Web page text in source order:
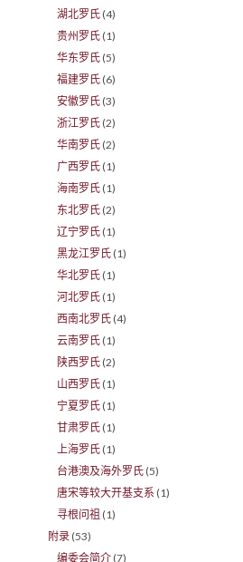
湖北罗氏 (4)
贵州罗氏 (1)
华东罗氏 (5)
福建罗氏 (6)
安徽罗氏 (3)
浙江罗氏 (2)
华南罗氏 (2)
广西罗氏 (1)
海南罗氏 (1)
东北罗氏 (2)
辽宁罗氏 (1)
黑龙江罗氏 (1)
华北罗氏 (1)
河北罗氏 (1)
西南北罗氏 (4)
云南罗氏 (1)
陕西罗氏 (2)
山西罗氏 (1)
宁夏罗氏 (1)
甘肃罗氏 (1)
上海罗氏 (1)
台港澳及海外罗氏 (5)
唐宋等较大开基支系 (1)
寻根问祖 (1)
附录 (53)
编委会简介 (7)